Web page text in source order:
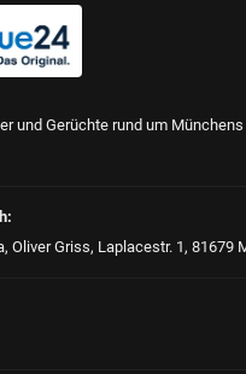
und Gerüchte rund um
Oliver Griss, Laplacestr. 1, 81679